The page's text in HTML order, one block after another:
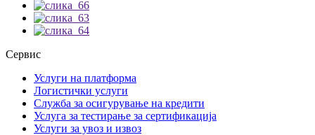
Сервис
Услуги на платформа
Логистички услуги
Служба за осигурување на кредити
Услуга за тестирање за сертификација
Услуги за увоз и извоз